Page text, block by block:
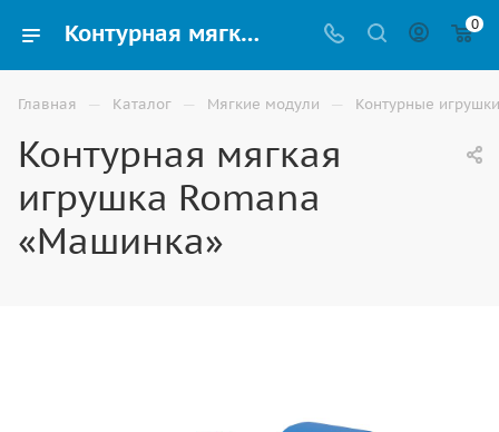
Контурная мягкая игрушка Romana «Машинка» разных форм и размеров купить в Элисте 0
Главная — Каталог — Мягкие модули — Контурные игрушки
Контурная мягкая
игрушка Romana
«Машинка»